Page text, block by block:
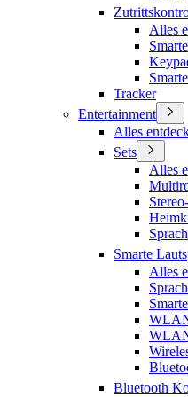
Alles
Tracker
Entertainment
Alles
Sets
Alles
Smarte
Alles
Bluetooth